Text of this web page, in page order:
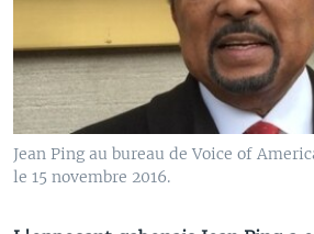
Jean Ping au bureau de Voice of
le 15 novembre 2016.